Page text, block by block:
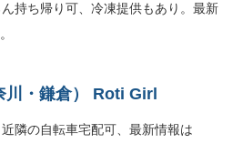
持ち帰り可、冷凍提供もあり。最新
川・鎌倉） Roti Girl
隣の自転車宅配可、最新情報は